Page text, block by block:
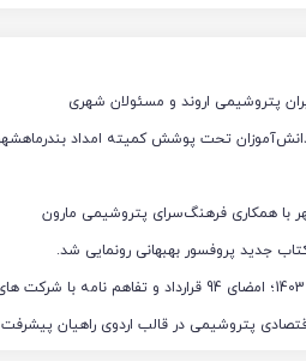
پتروشیمی اروند و مسئولان شهری
با همکاری فرهنگ‌سرای پتروشیمی مارون
جدید پروفسور بهبهانی رونمایی شد.
اقتصادی پتروشیمی در قالب اردوی راهیان پیشرفت